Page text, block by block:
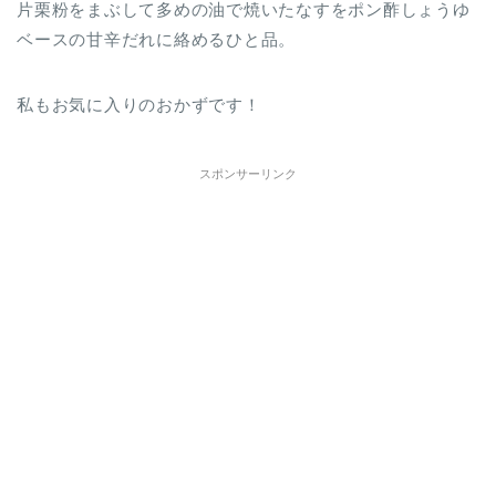
片栗粉をまぶして多めの油で焼いたなすをポン酢しょうゆ
ベースの甘辛だれに絡めるひと品。
私もお気に入りのおかずです！
スポンサーリンク